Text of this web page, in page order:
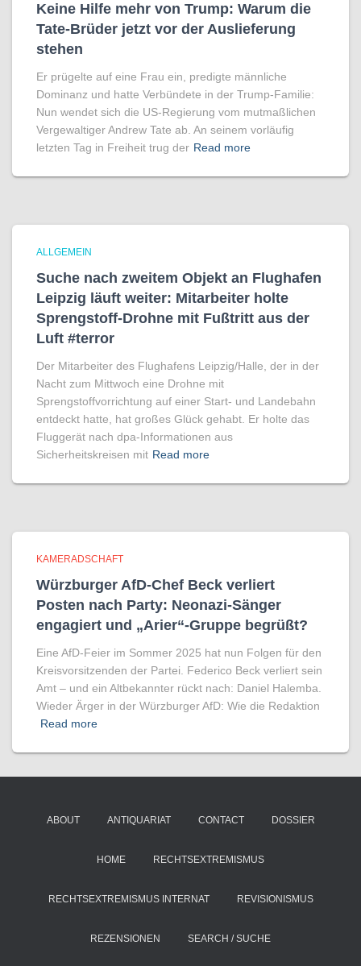
Keine Hilfe mehr von Trump: Warum die
Tate-Brüder jetzt vor der Auslieferung
stehen
Er prügelte auf eine Frau ein, predigte männliche
Dominanz und hatte Verbündete in der Trump-Familie:
Nun wendet sich die US-Regierung vom mutmaßlichen
Vergewaltiger Andrew Tate ab. An seinem vorläufig
letzten Tag in Freiheit trug der Read more
ALLGEMEIN
Suche nach zweitem Objekt an Flughafen
Leipzig läuft weiter: Mitarbeiter holte
Sprengstoff-Drohne mit Fußtritt aus der
Luft #terror
Der Mitarbeiter des Flughafens Leipzig/Halle, der in der
Nacht zum Mittwoch eine Drohne mit
Sprengstoffvorrichtung auf einer Start- und Landebahn
entdeckt hatte, hat großes Glück gehabt. Er holte das
Fluggerät nach dpa-Informationen aus
Sicherheitskreisen mit Read more
KAMERADSCHAFT
Würzburger AfD-Chef Beck verliert
Posten nach Party: Neonazi-Sänger
engagiert und „Arier“-Gruppe begrüßt?
Eine AfD-Feier im Sommer 2025 hat nun Folgen für den
Kreisvorsitzenden der Partei. Federico Beck verliert sein
Amt – und ein Altbekannter rückt nach: Daniel Halemba.
Wieder Ärger in der Würzburger AfD: Wie die Redaktion
Read more
ABOUT ANTIQUARIAT CONTACT DOSSIER
HOME RECHTSEXTREMISMUS
RECHTSEXTREMISMUS INTERNAT REVISIONISMUS
REZENSIONEN SEARCH / SUCHE